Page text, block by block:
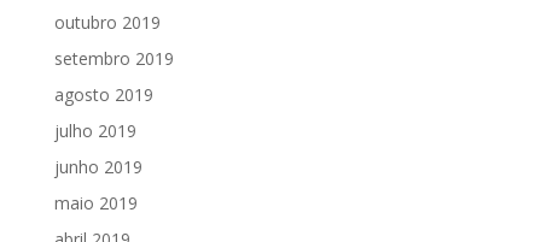
outubro 2019
setembro 2019
agosto 2019
julho 2019
junho 2019
maio 2019